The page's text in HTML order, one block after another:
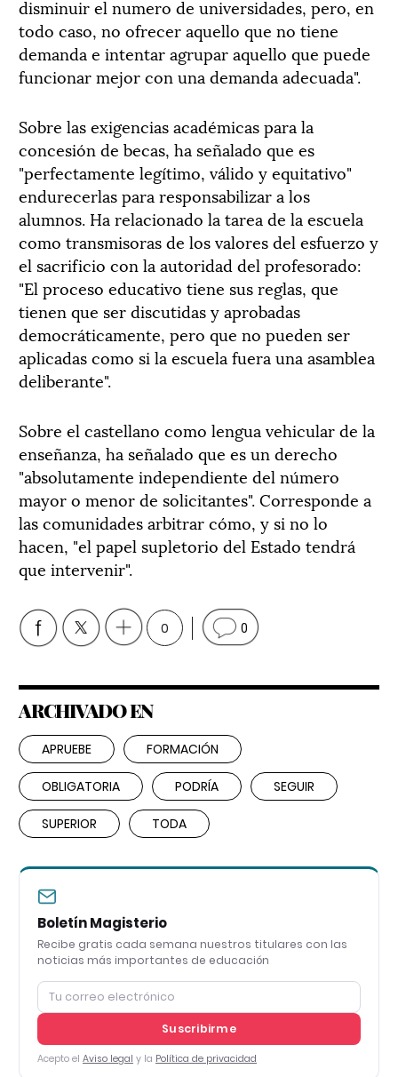
disminuir el numero de universidades, pero, en
todo caso, no ofrecer aquello que no tiene
demanda e intentar agrupar aquello que puede
funcionar mejor con una demanda adecuada".
Sobre las exigencias académicas para la
concesión de becas, ha señalado que es
"perfectamente legítimo, válido y equitativo"
endurecerlas para responsabilizar a los
alumnos. Ha relacionado la tarea de la escuela
como transmisoras de los valores del esfuerzo y
el sacrificio con la autoridad del profesorado:
"El proceso educativo tiene sus reglas, que
tienen que ser discutidas y aprobadas
democráticamente, pero que no pueden ser
aplicadas como si la escuela fuera una asamblea
deliberante".
Sobre el castellano como lengua vehicular de la
enseñanza, ha señalado que es un derecho
"absolutamente independiente del número
mayor o menor de solicitantes". Corresponde a
las comunidades arbitrar cómo, y si no lo
hacen, "el papel supletorio del Estado tendrá
que intervenir".
0 0
ARCHIVADO EN
APRUEBE FORMACIÓN
OBLIGATORIA PODRÍA SEGUIR
SUPERIOR TODA
Boletín Magisterio
Recibe gratis cada semana nuestros titulares con las
noticias más importantes de educación
Suscribirme
Acepto el Aviso legal y la Política de privacidad